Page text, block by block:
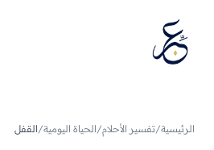
الرئيسية/تفسير الأحلام/الحياة اليومية/القفل